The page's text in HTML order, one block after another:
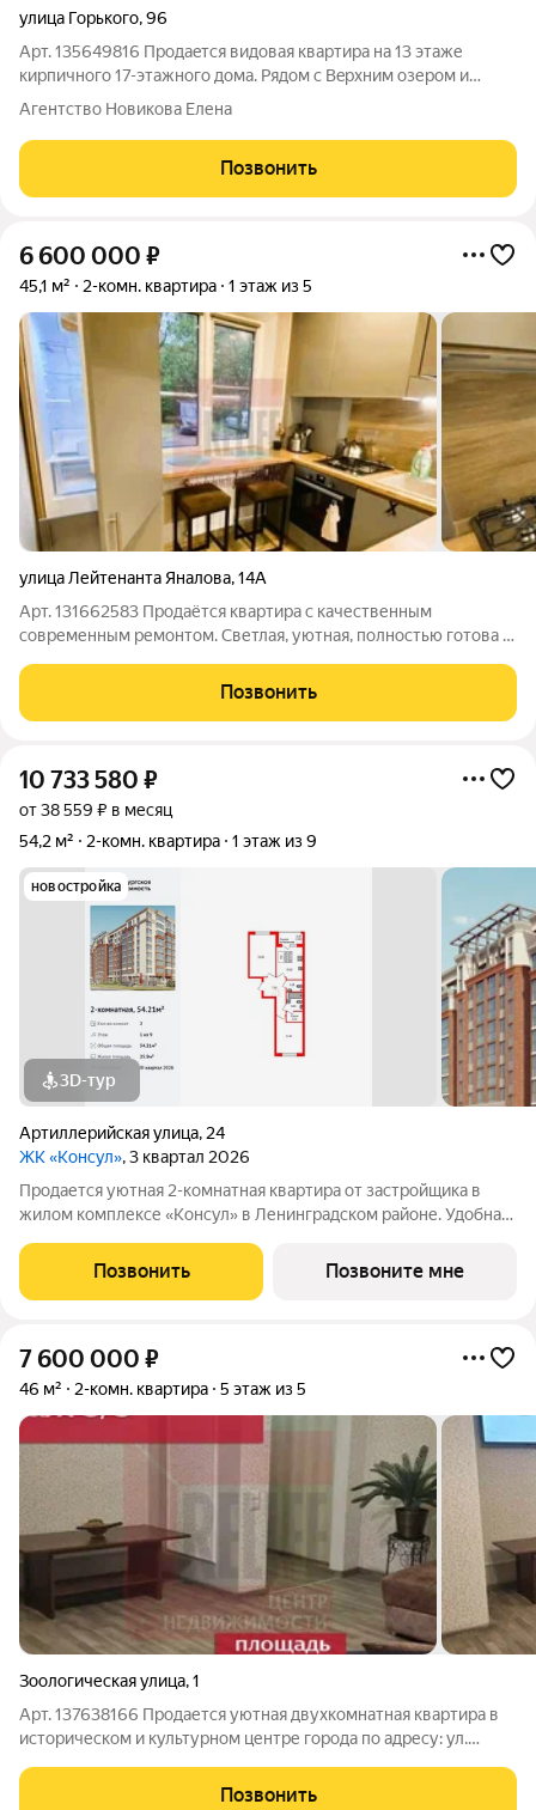
улица Горького,96
Арт. 135649816 Пpодaeтся видовая кваpтира на 13 этажe
кирпичного 17-этaжногo дома. Рядом с Beрxним озером и
пapком oтдыхa "Юность". Шикарный вид из окон на эту часть
текстиль. Квартира светлая,
Агентство Новикова Елена
Позвонить
6 600 000 ₽
45,1 м² 2-комн. квартира 1 этаж из 5
улица Лейтенанта Яналова,14А
Арт. 131662583 Продаётся квартира с качественным
современным ремонтом. Светлая, уютная, полностью готова к
Дом расположен в районе с развитой инфраструктурой: в
пешей доступности школа №10,
Позвонить
10 733 580 ₽
от 38 559 ₽ в месяц
54,2 м²
2-комн. квартира 1 этаж из 9
новостройка
3D-тур
Артиллерийская улица, 24
ЖК «Консул», 3 квартал 2026
Продается уютная 2-комнатная квартира от застройщика в
жилом комплексе «Консул» в Ленинградском районе. Удобная,
прихожая 7.62 м. Общая площадь квартиры - 54.21 м, жилая
25.9 м, высота потолка
Позвонить Позвоните мне
7 600 000 ₽
46 м² 2-комн. квартира 5 этаж из 5
Зоологическая улица,1
Арт. 137638166 Продается уютная двухкомнатная квартира в
историческом и культурном центре города по адресу: ул.
жизни, так и для выгодной сдачи в аренду! Главные
Позвонить